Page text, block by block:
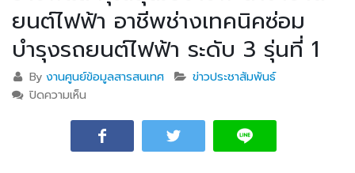
ยนต์ไฟฟ้า อาชีพช่างเทคนิคซ่อม
บำรุงรถยนต์ไฟฟ้า ระดับ 3 รุ่นที่ 1
Byงานศูนย์ข้อมูลสารสนเทศ
ข่าวประชาสัมพันธ์
ปิดความเห็น
คุณวุฒิวิชาชีพ สาขายานยนต์ไฟฟ้า อาชีพช่างเทคนิค
ซ่อมบำรุงรถยนต์ไฟฟ้า ระดับ 3 รุ่นที่ 1